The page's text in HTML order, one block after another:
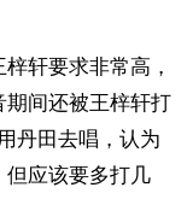
轩要求非常高，
期间还被王梓轩打
丹田去唱，认为
但应该要多打几